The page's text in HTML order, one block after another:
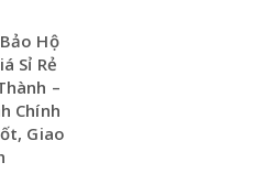
Hộ
Sỉ Rẻ
–
Chính
Giao